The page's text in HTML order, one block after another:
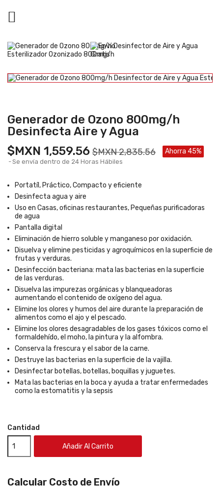

Generador de Ozono 800mg/h
Desinfecta Aire y Agua
$MXN 1,559.56 $MXN 2,835.56 Ahorra 45%
Se envía dentro de 24 Horas Hábiles
Portatíl, Práctico, Compacto y eficiente
Desinfecta agua y aire
Uso en Casas, oficinas restaurantes, Pequeñas purificadoras
de agua
Pantalla digital
Eliminación de hierro soluble y manganeso por oxidación.
Disuelva y elimine pesticidas y agroquímicos en la superficie de
frutas y verduras.
Desinfección bacteriana: mata las bacterias en la superficie
de las verduras.
Disuelva las impurezas orgánicas y blanqueadoras
aumentando el contenido de oxígeno del agua.
Elimine los olores y humos del aire durante la preparación de
alimentos como el ajo y el pescado.
Elimine los olores desagradables de los gases tóxicos como el
formaldehído, el moho, la pintura y la alfombra.
Conserva la frescura y el sabor de la carne.
Destruye las bacterias en la superficie de la vajilla.
Desinfectar botellas, botellas, boquillas y juguetes.
Mata las bacterias en la boca y ayuda a tratar enfermedades
como la estomatitis y la sepsis
Cantidad
Añadir Al Carrito
Calcular Costo de Envío